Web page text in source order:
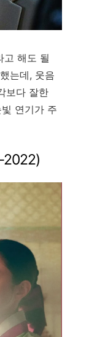
고 해도 될
는데, 웃음
보다 잘한
연기가 주